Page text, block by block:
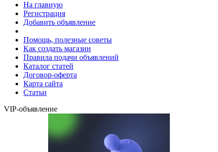
На главную
Регистрация
Добавить объявление
Помощь, полезные советы
Как создать магазин
Правила подачи объявлений
Каталог статей
Договор-оферта
Карта сайта
Статьи
VIP-объявление